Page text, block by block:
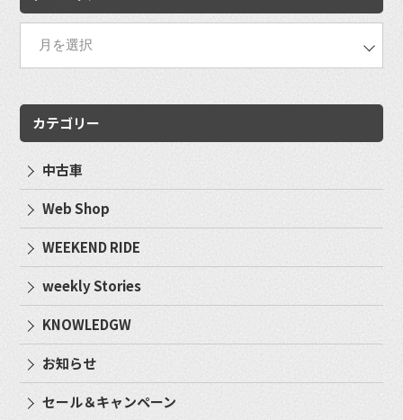
カテゴリー
中古車
Web Shop
WEEKEND RIDE
weekly Stories
KNOWLEDGW
お知らせ
セール＆キャンペーン